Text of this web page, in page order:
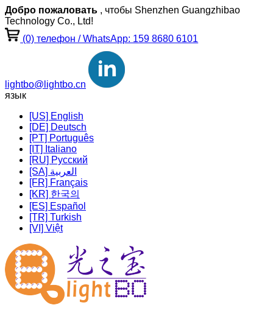
Добро пожаловать , чтобы Shenzhen Guangzhibao
Technology Co., Ltd!
(0)телефон / WhatsApp: 159 8680 6101
lightbo@lightbo.cn
язык
[US] English
[DE] Deutsch
[PT] Português
[IT] Italiano
[RU] Pусский
[SA] العربية
[FR] Français
[KR] 한국의
[ES] Español
[TR] Turkish
[VI] Việt